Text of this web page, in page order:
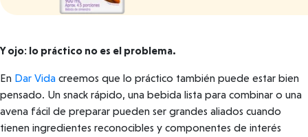
Y ojo: lo práctico no es el problema.
En Dar Vida creemos que lo práctico también puede estar bien
pensado. Un snack rápido, una bebida lista para combinar o una
avena fácil de preparar pueden ser grandes aliados cuando
tienen ingredientes reconocibles y componentes de interés